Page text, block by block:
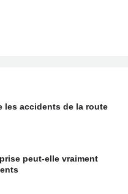
les accidents de la route
peut-elle vraiment